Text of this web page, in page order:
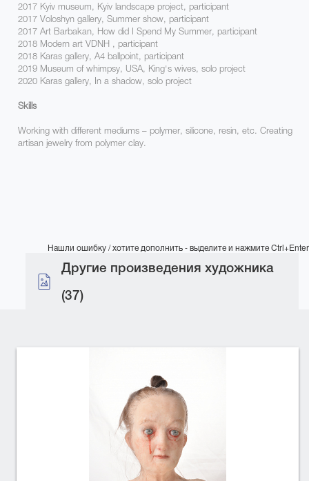
2017 Kyiv museum, Kyiv landscape project, participant
2017 Voloshyn gallery, Summer show, participant
2017 Art Barbakan, How did I Spend My Summer, participant
2018 Modern art VDNH , participant
2018 Karas gallery, A4 ballpoint, participant
2019 Museum of whimpsy, USA, King's wives, solo project
2020 Karas gallery, In a shadow, solo project
Skills
Working with different mediums – polymer, silicone, resin, etc. Creating
artisan jewelry from polymer clay.
Нашли ошибку / хотите дополнить - выделите и нажмите Ctrl+Enter
Другие произведения художника
(37)